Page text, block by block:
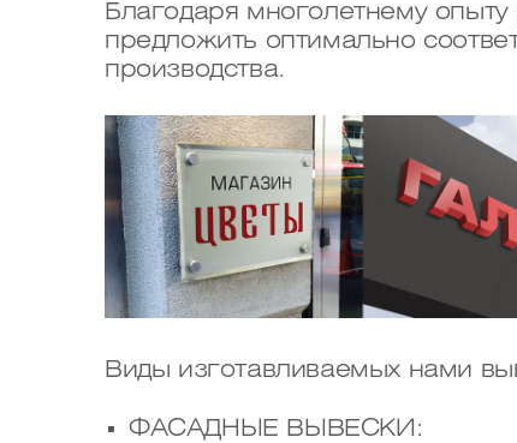
Благодаря многолетнему
предложить оптимально
производства.
Виды изготавливаемых нами
ФАСАДНЫЕ ВЫВЕСКИ: